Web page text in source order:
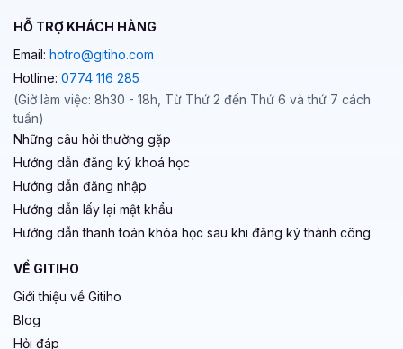
HỖ TRỢ KHÁCH HÀNG
Email: hotro@gitiho.com
Hotline: 0774 116 285
(Giờ làm việc: 8h30 - 18h, Từ Thứ 2 đến Thứ 6 và thứ 7 cách
tuần)
Những câu hỏi thường gặp
Hướng dẫn đăng ký khoá học
Hướng dẫn đăng nhập
Hướng dẫn lấy lại mật khẩu
Hướng dẫn thanh toán khóa học sau khi đăng ký thành công
VỀ GITIHO
Giới thiệu về Gitiho
Blog
Hỏi đáp